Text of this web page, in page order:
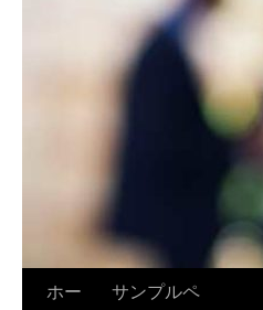
ホー
サンプルペ